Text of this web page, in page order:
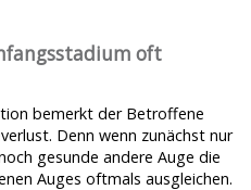
Makuladegeneration
betroffen
oft
bemerkt der Betroffene
Denn wenn zunächst nur
gesunde andere Auge die
Auges oftmals ausgleichen.